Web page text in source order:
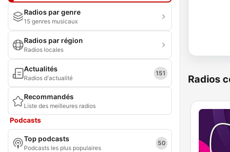
Radios par genre
15 genres musicaux
Radios par région
Radios locales
Actualités
Radios d'actualité
151
Recommandés
Liste des meilleures radios
Podcasts
Top podcasts
Podcasts les plus populaires
50
Radios